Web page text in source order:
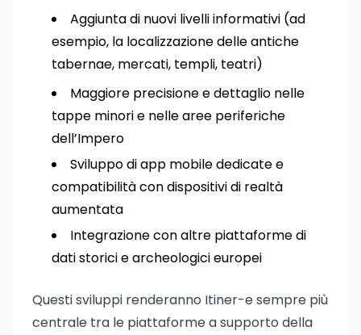
Aggiunta di nuovi livelli informativi (ad
esempio, la localizzazione delle antiche
tabernae, mercati, templi, teatri)
Maggiore precisione e dettaglio nelle
tappe minori e nelle aree periferiche
dell’Impero
Sviluppo di app mobile dedicate e
compatibilità con dispositivi di realtà
aumentata
Integrazione con altre piattaforme di
dati storici e archeologici europei
Questi sviluppi renderanno Itiner-e sempre più
centrale tra le piattaforme a supporto della